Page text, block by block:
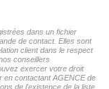
dans un fichier
de contact. Elles sont
client dans le respect
conseillers
exercer votre droit
en contactant AGENCE de
de l'existence de la liste